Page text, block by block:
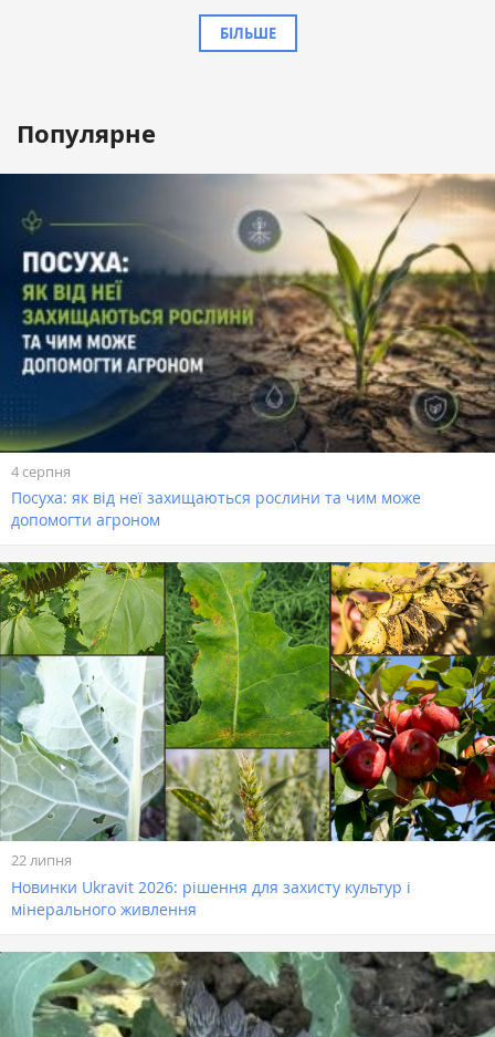
БІЛЬШЕ
Популярне
4 серпня
Посуха: як від неї захищаються рослини та чим може
допомогти агроном
22 липня
Новинки Ukravit 2026: рішення для захисту культур і
мінерального живлення